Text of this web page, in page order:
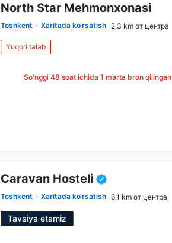
North Star Mehmonxonasi
Toshkent Xaritada ko‘rsatish 2.3 km от центра
Yuqori talab
So'nggi 48 soat ichida 1 marta bron qilingan
Caravan Hosteli
Toshkent Xaritada ko‘rsatish 6.1 km от центра
Tavsiya etamiz